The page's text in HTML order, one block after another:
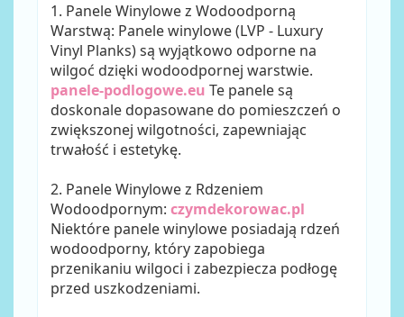
1. Panele Winylowe z Wodoodporną
Warstwą: Panele winylowe (LVP - Luxury
Vinyl Planks) są wyjątkowo odporne na
wilgoć dzięki wodoodpornej warstwie.
panele-podlogowe.eu Te panele są
doskonale dopasowane do pomieszczeń o
zwiększonej wilgotności, zapewniając
trwałość i estetykę.
2. Panele Winylowe z Rdzeniem
Wodoodpornym: czymdekorowac.pl
Niektóre panele winylowe posiadają rdzeń
wodoodporny, który zapobiega
przenikaniu wilgoci i zabezpiecza podłogę
przed uszkodzeniami.